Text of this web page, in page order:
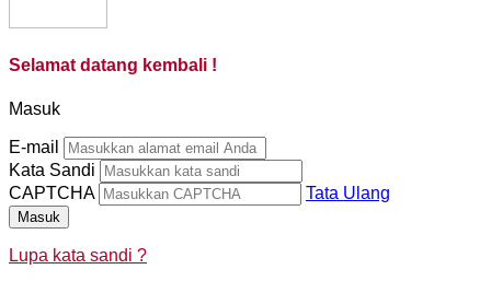
Selamat datang kembali !
Masuk
E-mail
Kata Sandi
CAPTCHA
Tata Ulang
Masuk
Lupa kata sandi ?